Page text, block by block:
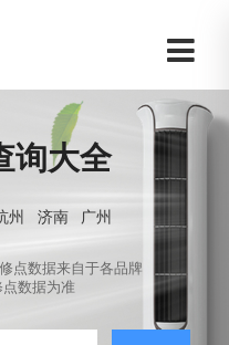
询大全
州 济南
广州
点数据来自于各品牌
数据为准